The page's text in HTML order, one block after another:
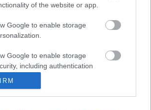
of the website or app.
Google to enable storage
Google to enable storage
including authentication
Amire többmillióan vártunk: szombattól
másodfokúra csökken a riasztás
Megérkezett az eső a Duna